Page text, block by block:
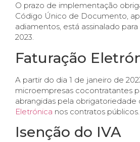
O prazo de implementação
Código Único de Documento,
adiamentos, está assinalado
2023.
Faturação
A partir do dia 1 de janeiro de
microempresas cocontratantes
abrangidas pela obrigatoriedade
Eletrónica nos contratos públicos.
Isenção do IVA